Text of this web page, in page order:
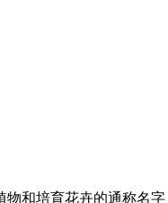
和培育花卉的通称名